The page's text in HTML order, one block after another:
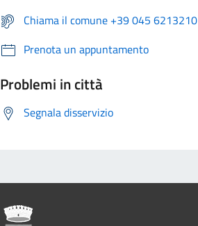
Chiama il comune +39 045 6213210
Prenota un appuntamento
Problemi in città
Segnala disservizio